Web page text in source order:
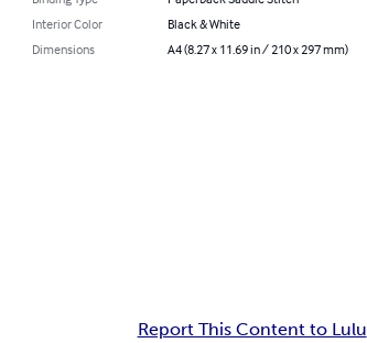
Interior Color
Black & White
Dimensions
A4 (8.27 x 11.69 in / 210 x 297 mm)
Report This Content to Lulu